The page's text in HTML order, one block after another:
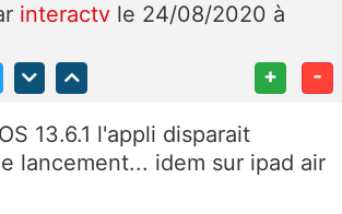
interactv le 24/08/2020 à
+ -
13.6.1 l'appli disparait
lancement... idem sur ipad air